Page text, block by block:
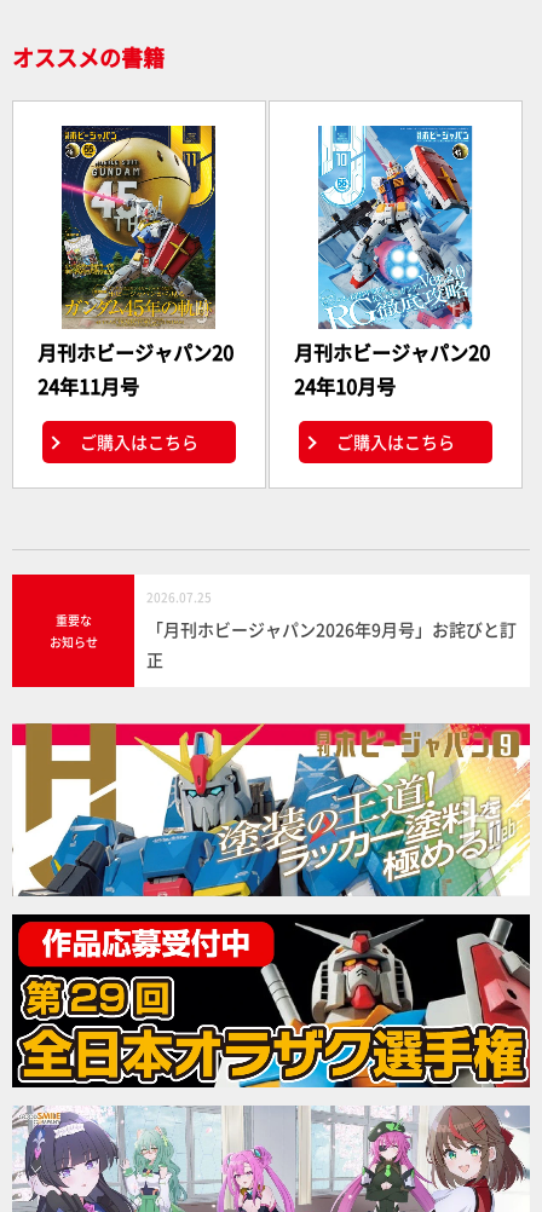
オススメの書籍
月刊ホビージャパン20
24年11月号
ご購入はこちら
月刊ホビージャパン20
24年10月号
ご購入はこちら
重要な
お知らせ
2026.07.25
「月刊ホビージャパン2026年9月号」お詫びと訂
正